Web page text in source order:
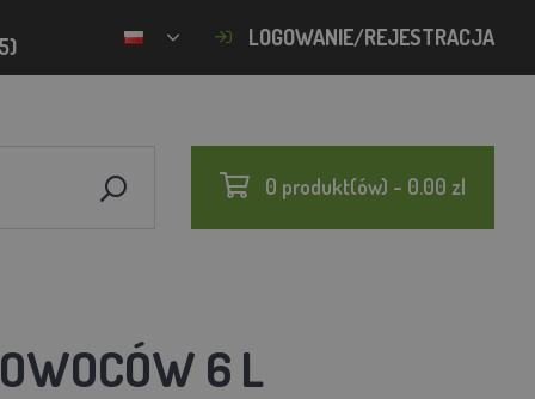
LOGOWANIE/REJESTRACJA
0 produkt(ów) - 0.00 zl
6 L